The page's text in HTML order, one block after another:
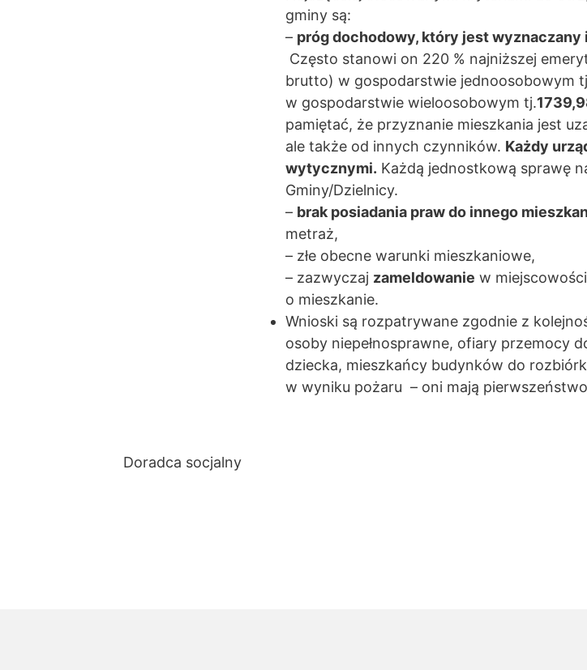
gminy są:
– próg dochodowy, który jest
Często stanowi on 220 % najniższej
brutto) w gospodarstwie jednoosobowym
w gospodarstwie wieloosobowym tj.
pamiętać, że przyznanie mieszkania jest
ale także od innych czynników. Każdy
wytycznymi. Każdą jednostkową sprawę
Gminy/Dzielnicy.
– brak posiadania praw do innego
metraż,
– złe obecne warunki mieszkaniowe,
– zazwyczaj zameldowanie w
o mieszkanie.
Wnioski są rozpatrywane zgodnie z
osoby niepełnosprawne, ofiary przemocy
dziecka, mieszkańcy budynków do
w wyniku pożaru – oni mają
Doradca socjalny